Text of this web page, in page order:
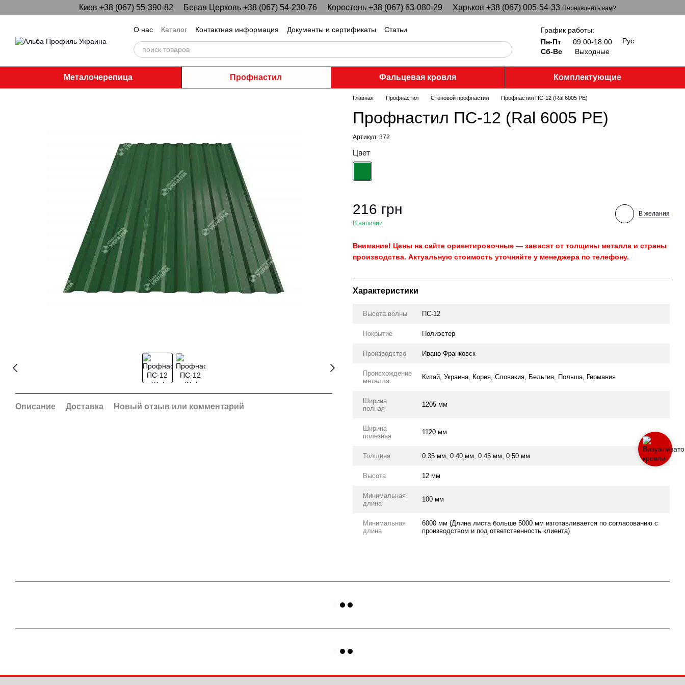
Перейти к основному контентуКиев +38 (067) 55-390-82 Белая Церковь +38 (067) 54-230-76 Коростень +38 (067) 63-080-29 Харьков +38 (067) 005-54-33 Перезвонить вам?
О нас Каталог Контактная информация Документы и сертификаты Статьи
График работы:
Пн-Пт
09:00-18:00
Сб-Вс
Выходные
Рус
Металочерепица Профнастил Фальцевая кровля Комплектующие
Описание Доставка Новый отзыв или комментарий
Главная Профнастил Стеновой профнастил Профнастил ПС-12 (Ral 6005 PE)
Профнастил ПС-12 (Ral 6005 PE)
Артикул: 372
Цвет
216 грн
В наличии
В желания
Внимание! Цены на сайте ориентировочные — зависят от толщины металла и страны
производства. Актуальную стоимость уточняйте у менеджера по телефону.
Характеристики
Высота волны ПС-12
Покрытие Полиэстер
Производство Ивано-Франковск
Происхождение
металла
Китай, Украина, Корея, Словакия, Бельгия, Польша, Германия
Ширина
полная
1205 мм
Ширина
полезная
1120 мм
Толщина 0.35 мм, 0.40 мм, 0.45 мм, 0.50 мм
Высота 12 мм
Минимальная
длина
100 мм
Минимальная
длина
6000 мм (Длина листа больше 5000 мм изготавливается по согласованию с
производством и под ответственность клиента)